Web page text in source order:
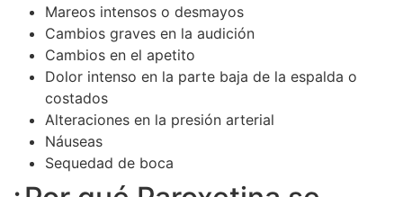
Mareos intensos o desmayos
Cambios graves en la audición
Cambios en el apetito
Dolor intenso en la parte baja de la espalda o
costados
Alteraciones en la presión arterial
Náuseas
Sequedad de boca